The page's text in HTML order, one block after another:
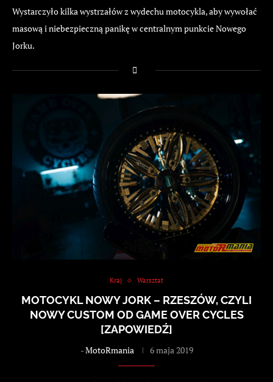
Wystarczyło kilka wystrzałów z wydechu motocykla, aby wywołać
masową i niebezpieczną panikę w centralnym punkcie Nowego
Jorku.
Kraj Warsztat
MOTOCYKL NOWY JORK – RZESZÓW, CZYLI
NOWY CUSTOM OD GAME OVER CYCLES
[ZAPOWIEDŹ]
-MotoRmania 6 maja 2019